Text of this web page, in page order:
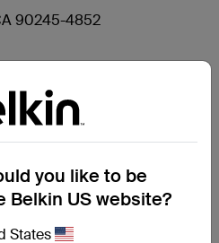
90245-4852
you like to be
Belkin US website?
States